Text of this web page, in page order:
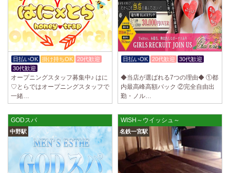
日払いOK 掛け持ちOK
20代歓迎
30代歓迎
オープニングスタッフ募集中♪ はに
♡とらではオープニングスタッフで
一緒…
日払いOK 20代歓迎
30代歓迎
◆当店が選ばれる7つの理由◆ ①都
内最高峰高額バック ②完全自由出
勤・ノル…
GODスパ
中野駅
WISH～ウイッシュ～
名鉄一宮駅